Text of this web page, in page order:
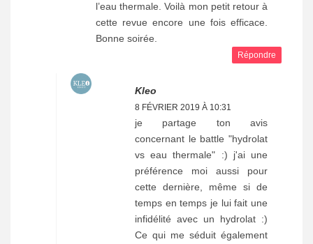
l’eau thermale. Voilà mon petit retour à
cette revue encore une fois efficace.
Bonne soirée.
Répondre
Kleo
8 FÉVRIER 2019 À 10:31
je partage ton avis
concernant le battle "hydrolat
vs eau thermale" :) j'ai une
préférence moi aussi pour
cette dernière, même si de
temps en temps je lui fait une
infidélité avec un hydrolat :)
Ce qui me séduit également